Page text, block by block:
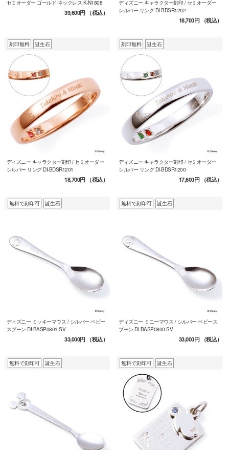
セミオーダー ゴールド ネックレス K-N1808
39,600円（税込）
ディズニー キャラクター刻印 / セミオーダー
シルバー リング DI-BDSR1202
18,700円（税込）
刻印無料 誕生石
ディズニー キャラクター刻印 / セミオーダー
シルバー リング DI-BDSR1201
18,700円（税込）
刻印無料 誕生石
ディズニー キャラクター刻印 / セミオーダー
シルバー リング DI-BDSR1200
17,600円（税込）
無料で刻印可 誕生石
ディズニー ミッキーマウス / シルバー ベビー
スプーン DI-BASP0801-SV
33,000円（税込）
無料で刻印可 誕生石
ディズニー ミニーマウス / シルバー ベビース
プーン DI-BASP0800-SV
33,000円（税込）
無料で刻印可 誕生石 無料で刻印可 誕生石